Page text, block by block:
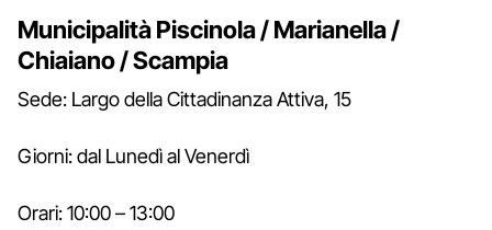
Municipalità Piscinola / Marianella /
Chiaiano / Scampia
Sede: Largo della Cittadinanza Attiva, 15
Giorni: dal Lunedì al Venerdì
Orari: 10:00 – 13:00